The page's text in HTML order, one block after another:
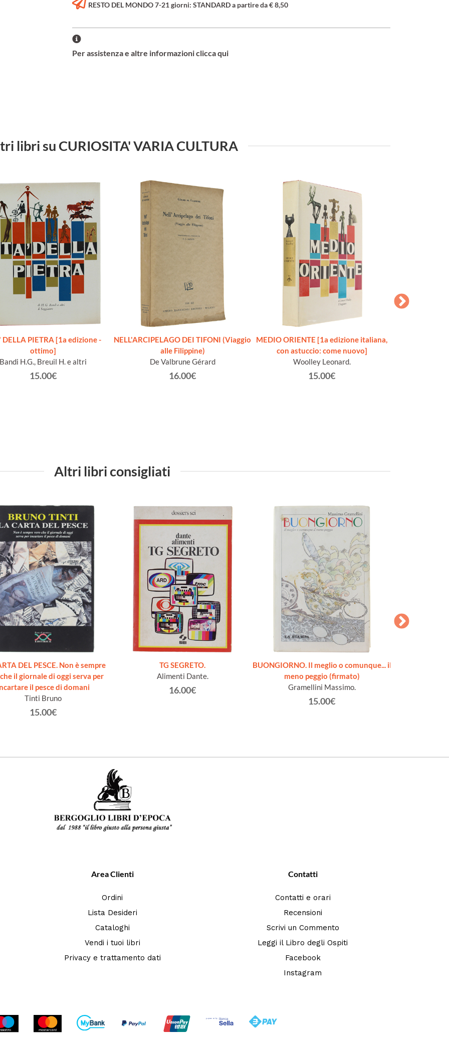
RESTO DEL MONDO 7-21 giorni: STANDARD a partire da € 8,50
Per assistenza e altre informazioni clicca qui
libri su CURIOSITA' VARIA CULTURA
DELLA PIETRA [1a edizione -
ottimo]
Bandi H.G., Breuil H. e altri
15.00€
NELL'ARCIPELAGO DEI TIFONI (Viaggio
alle Filippine)
De Valbrune Gérard
16.00€
MEDIO ORIENTE [1a edizione italiana,
con astuccio: come nuovo]
Woolley Leonard.
15.00€
Altri libri consigliati
DEL PESCE. Non è sempre
il giornale di oggi serva per
il pesce di domani
Tinti Bruno
15.00€
TG SEGRETO.
Alimenti Dante.
16.00€
BUONGIORNO. Il meglio o comunque... il
meno peggio (firmato)
Gramellini Massimo.
15.00€
Area Clienti
Ordini
Lista Desideri
Cataloghi
Vendi i tuoi libri
Privacy e trattamento dati
Contatti
Contatti e orari
Recensioni
Scrivi un Commento
Leggi il Libro degli Ospiti
Facebook
Instagram